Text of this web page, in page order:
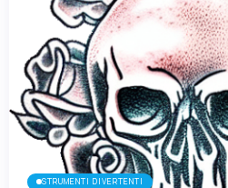
STRUMENTI DIVERTENTI